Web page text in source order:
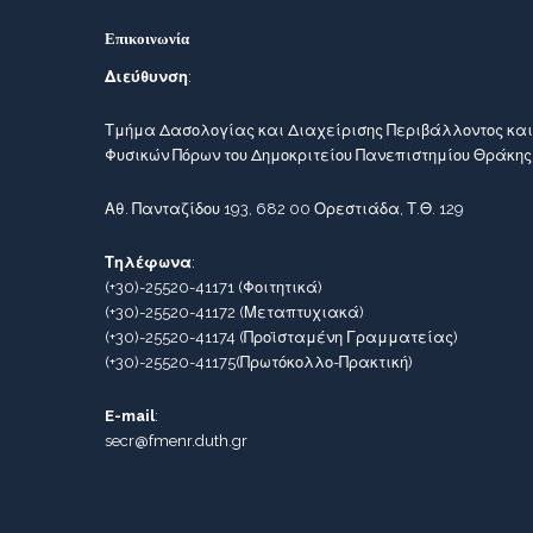
Επικοινωνία
Διεύθυνση:
Τμήμα Δασολογίας και Διαχείρισης Περιβάλλοντος και
Φυσικών Πόρων του Δημοκριτείου Πανεπιστημίου
Αθ. Πανταζίδου 193, 682 00 Ορεστιάδα, Τ.Θ. 129
Τηλέφωνα:
(+30)-25520-41171(Φοιτητικά)
(+30)-25520-41172 (Μεταπτυχιακά)
(+30)-25520-41174 (Προϊσταμένη Γραμματείας)
(+30)-25520-41175(Πρωτόκολλο-Πρακτική)
E-mail:
secr@fmenr.duth.gr